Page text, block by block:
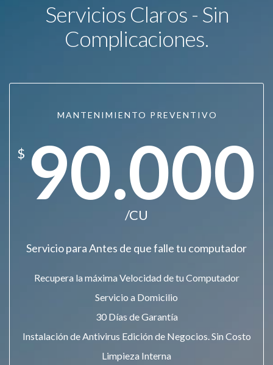
Servicios Claros - Sin
Complicaciones.
MANTENIMIENTO PREVENTIVO
$ 90.000
/CU
Servicio para Antes de que falle tu computador
Recupera la máxima Velocidad de tu Computador
Servicio a Domicilio
30 Días de Garantía
Instalación de Antivirus Edición de Negocios. Sin Costo
Limpieza Interna